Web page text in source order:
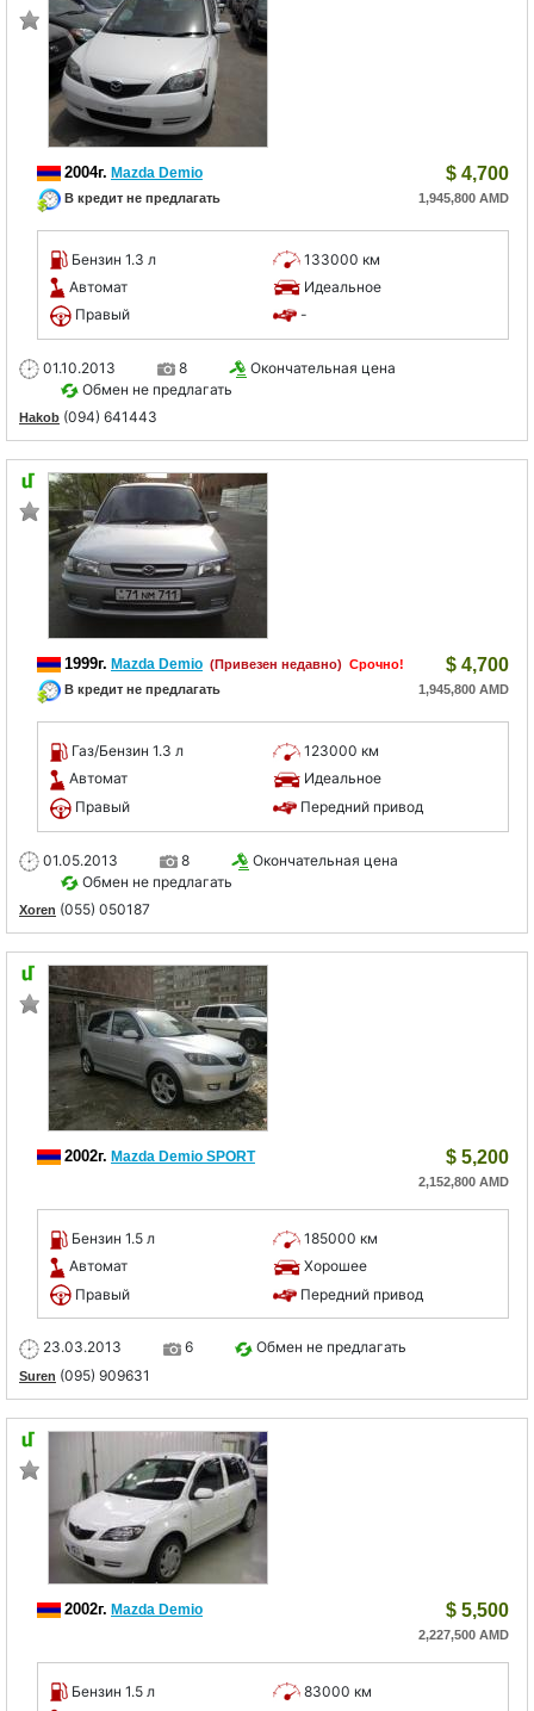
2004г. Mazda Demio $ 4,700
В кредит не предлагать 1,945,800 AMD
Бензин 1.3 л
133000 км
Автомат
Идеальное
Правый
-
01.10.2013 8
Окончательная цена
Обмен не предлагать
Hakob (094) 641443
1999г. Mazda Demio (Привезен недавно) Срочно! $ 4,700
В кредит не предлагать 1,945,800 AMD
Газ/Бензин 1.3 л
123000 км
Автомат
Идеальное
Правый
Передний привод
01.05.2013 8
Окончательная цена
Обмен не предлагать
Xoren (055) 050187
2002г. Mazda Demio SPORT $ 5,200
2,152,800 AMD
Бензин 1.5 л
185000 км
Автомат
Хорошее
Правый
Передний привод
23.03.2013 6 Обмен не предлагать
Suren (095) 909631
2002г. Mazda Demio $ 5,500
2,227,500 AMD
Бензин 1.5 л
83000 км